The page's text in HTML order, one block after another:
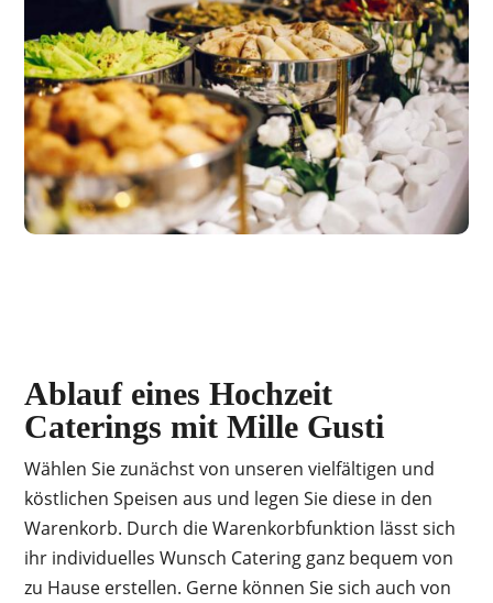
Ablauf eines Hochzeit
Caterings mit Mille Gusti
Wählen Sie zunächst von unseren vielfältigen und
köstlichen Speisen aus und legen Sie diese in den
Warenkorb. Durch die Warenkorbfunktion lässt sich
ihr individuelles Wunsch Catering ganz bequem von
zu Hause erstellen. Gerne können Sie sich auch von